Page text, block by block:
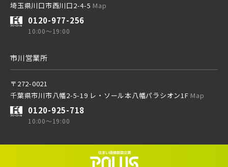
西武新宿線
西武有楽町線
西武豊島線
埼玉県川口市西川口2-4-5 Map
0120-977-256
10:00～19:00
市川営業所
〒272-0021
千葉県市川市八幡2-5-19 レ・ソール本八幡パラシオン1F Map
0120-925-718
10:00～19:00